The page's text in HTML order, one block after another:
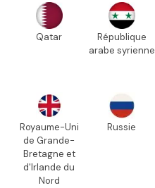
Qatar
République
arabe syrienne
Royaume-Uni
de Grande-
Bretagne et
d'Irlande du
Nord
Russie